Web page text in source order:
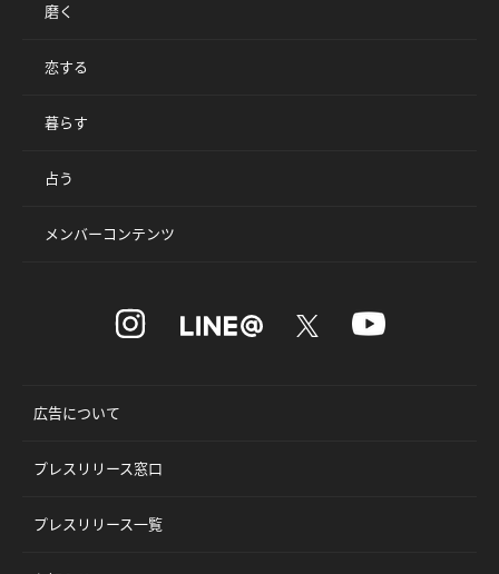
磨く
恋する
暮らす
占う
メンバーコンテンツ
広告について
プレスリリース窓口
プレスリリース一覧